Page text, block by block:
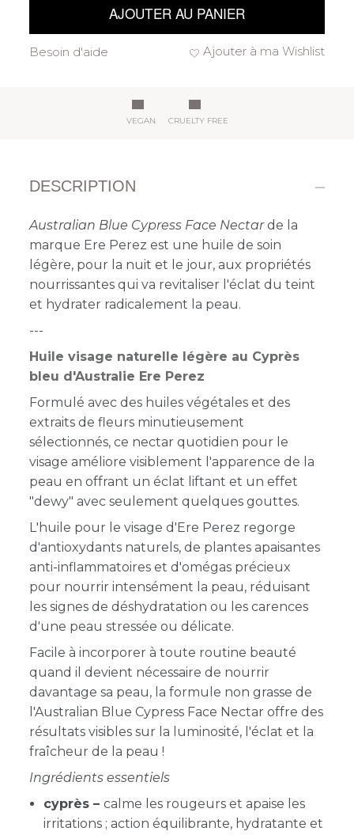
AJOUTER AU PANIER
Ajouter à ma Wishlist
Besoin d'aide
VEGAN CRUELTY FREE
DESCRIPTION
Australian Blue Cypress Face Nectarde la
marque Ere Perez est une huile de soin
légère, pour la nuit et le jour, aux propriétés
nourrissantes qui va revitaliser l'éclat du teint
et hydrater radicalement la peau.
---
Huile visage naturelle légère au Cyprès
bleu d'Australie Ere Perez
Formulé avec des huiles végétales et des
extraits de fleurs minutieusement
sélectionnés, ce nectar quotidien pour le
visage améliore visiblement l'apparence de la
peau en offrant un éclat liftant et un effet
"dewy" avec seulement quelques gouttes.
L'huile pour le visage d'Ere Perez regorge
d'antioxydants naturels, de plantes apaisantes
anti-inflammatoires et d'omégas précieux
pour nourrir intensément la peau, réduisant
les signes de déshydratation ou les carences
d'une peau stressée ou délicate.
Facile à incorporer à toute routine beauté
quand il devient nécessaire de nourrir
davantage sa peau, la formule non grasse de
l'Australian Blue Cypress Face Nectar offre des
résultats visibles sur la luminosité, l'éclat et la
fraîcheur de la peau !
Ingrédients essentiels
cyprès – calme les rougeurs et apaise les
irritations ; action équilibrante, hydratante et